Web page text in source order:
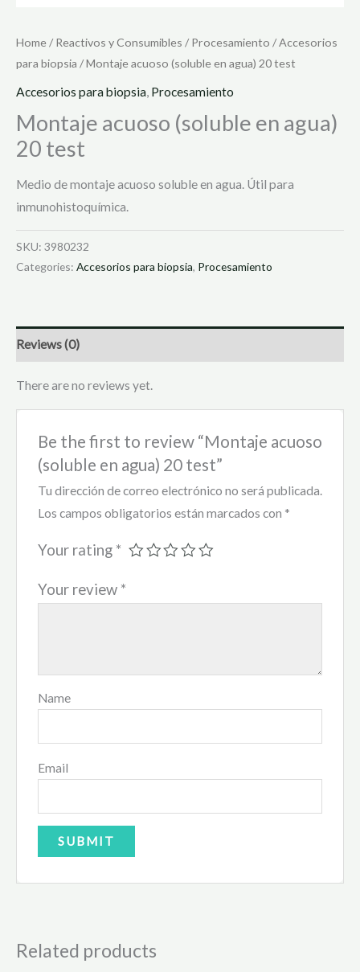
Home/Reactivos y Consumibles /Procesamiento /Accesorios
para biopsia / Montaje acuoso (soluble en agua) 20 test
Accesorios para biopsia, Procesamiento
Montaje acuoso (soluble en agua)
20 test
Medio de montaje acuoso soluble en agua. Útil para
inmunohistoquímica.
SKU: 3980232
Categories: Accesorios para biopsia, Procesamiento
Reviews (0)
There are no reviews yet.
Be the first to review “Montaje acuoso
(soluble en agua) 20 test”
Tu dirección de correo electrónico no será publicada.
Los campos obligatorios están marcados con *
Your rating *
Your review *
Name
Email
Related products